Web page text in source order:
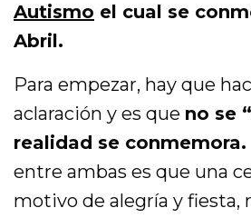
Autismo el cual se
Abril.
Para empezar, hay que
aclaración y es que no se
realidad se conmemora.
entre ambas es que una
motivo de alegría y fiesta,